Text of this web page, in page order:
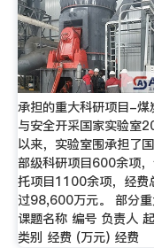
承担的重大科研项目-煤
与安全开采国家实验室
以来，实验室围承担了
部级科研项目600余项
托项目1100余项，经费
过98,600万元。 部分重
课题名称 编号 负责人
类别 经费 (万元) 经费